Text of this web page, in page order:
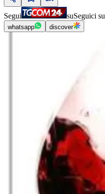
Segui suSeguici su
whatsapp discover